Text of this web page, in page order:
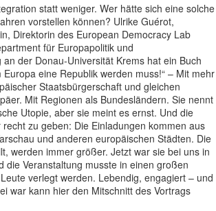
statt weniger. Wer hätte sich eine solche
vorstellen können? Ulrike Guérot,
Direktorin des European Democracy Lab
für Europapolitik und
der Donau-Universität Krems hat ein Buch
Europa eine Republik werden muss!“ – Mit mehr
Staatsbürgerschaft und gleichen
Mit Regionen als Bundesländern. Sie nennt
Utopie, aber sie meint es ernst. Und die
zu geben: Die Einladungen kommen aus
und anderen europäischen Städten. Die
werden immer größer. Jetzt war sie bei uns in
die Veranstaltung musste in einen großen
verlegt werden. Lebendig, engagiert – und
war kann hier den Mitschnitt des Vortrags